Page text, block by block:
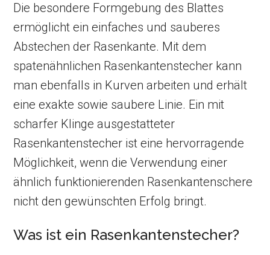
Die besondere Formgebung des Blattes
ermöglicht ein einfaches und sauberes
Abstechen der Rasenkante. Mit dem
spatenähnlichen Rasenkantenstecher kann
man ebenfalls in Kurven arbeiten und erhält
eine exakte sowie saubere Linie. Ein mit
scharfer Klinge ausgestatteter
Rasenkantenstecher ist eine hervorragende
Möglichkeit, wenn die Verwendung einer
ähnlich funktionierenden Rasenkantenschere
nicht den gewünschten Erfolg bringt.
Was ist ein Rasenkantenstecher?